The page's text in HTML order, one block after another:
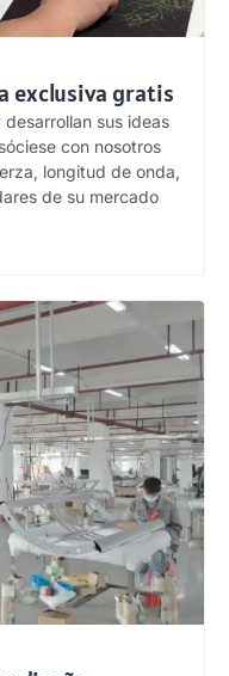
exclusiva gratis
sus ideas
con nosotros
longitud de onda,
de su mercado